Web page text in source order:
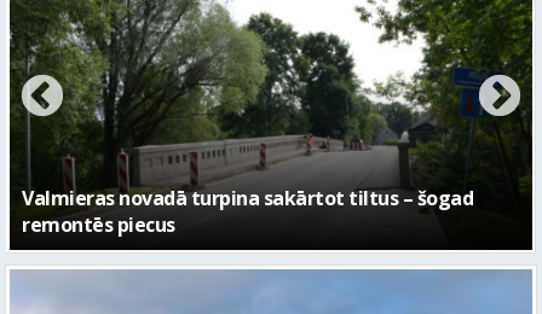
No pagaidu teātra līdz laikmetīgās kultūras centram
– kā attīstīsies “Kurtuve”